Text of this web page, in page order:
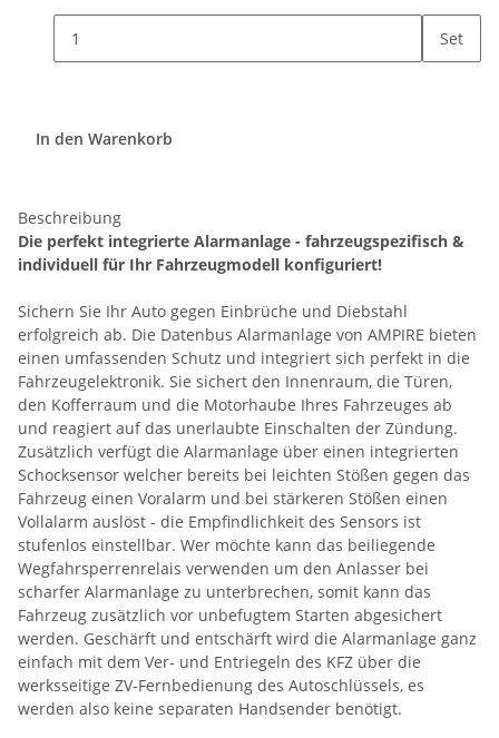
Set
In den Warenkorb
Beschreibung
Die perfekt integrierte Alarmanlage - fahrzeugspezifisch &
individuell für Ihr Fahrzeugmodell konfiguriert!
Sichern Sie Ihr Auto gegen Einbrüche und Diebstahl
erfolgreich ab. Die Datenbus Alarmanlage von AMPIRE bieten
einen umfassenden Schutz und integriert sich perfekt in die
Fahrzeugelektronik. Sie sichert den Innenraum, die Türen,
den Kofferraum und die Motorhaube Ihres Fahrzeuges ab
und reagiert auf das unerlaubte Einschalten der Zündung.
Zusätzlich verfügt die Alarmanlage über einen integrierten
Schocksensor welcher bereits bei leichten Stößen gegen das
Fahrzeug einen Voralarm und bei stärkeren Stößen einen
Vollalarm auslöst - die Empfindlichkeit des Sensors ist
stufenlos einstellbar. Wer möchte kann das beiliegende
Wegfahrsperrenrelais verwenden um den Anlasser bei
scharfer Alarmanlage zu unterbrechen, somit kann das
Fahrzeug zusätzlich vor unbefugtem Starten abgesichert
werden. Geschärft und entschärft wird die Alarmanlage ganz
einfach mit dem Ver- und Entriegeln des KFZ über die
werksseitige ZV-Fernbedienung des Autoschlüssels, es
werden also keine separaten Handsender benötigt.